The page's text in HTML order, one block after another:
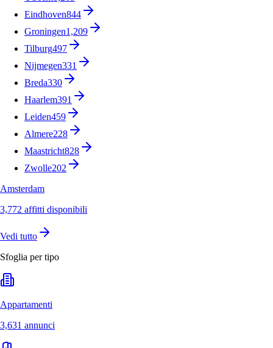
Eindhoven844
Groningen1,209
Tilburg497
Nijmegen331
Breda330
Haarlem391
Leiden459
Almere228
Maastricht828
Zwolle202
Amsterdam
3,772 affitti disponibili
Vedi tutto
Sfoglia per tipo
Appartamenti
3,631 annunci